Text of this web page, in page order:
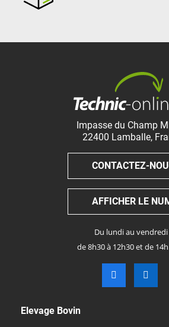
Impasse du Champ
22400 Lamballe,
CONTACTEZ-
AFFICHER LE
Du lundi au vendredi
de 8h30 à 12h30 et de
Elevage Bovin